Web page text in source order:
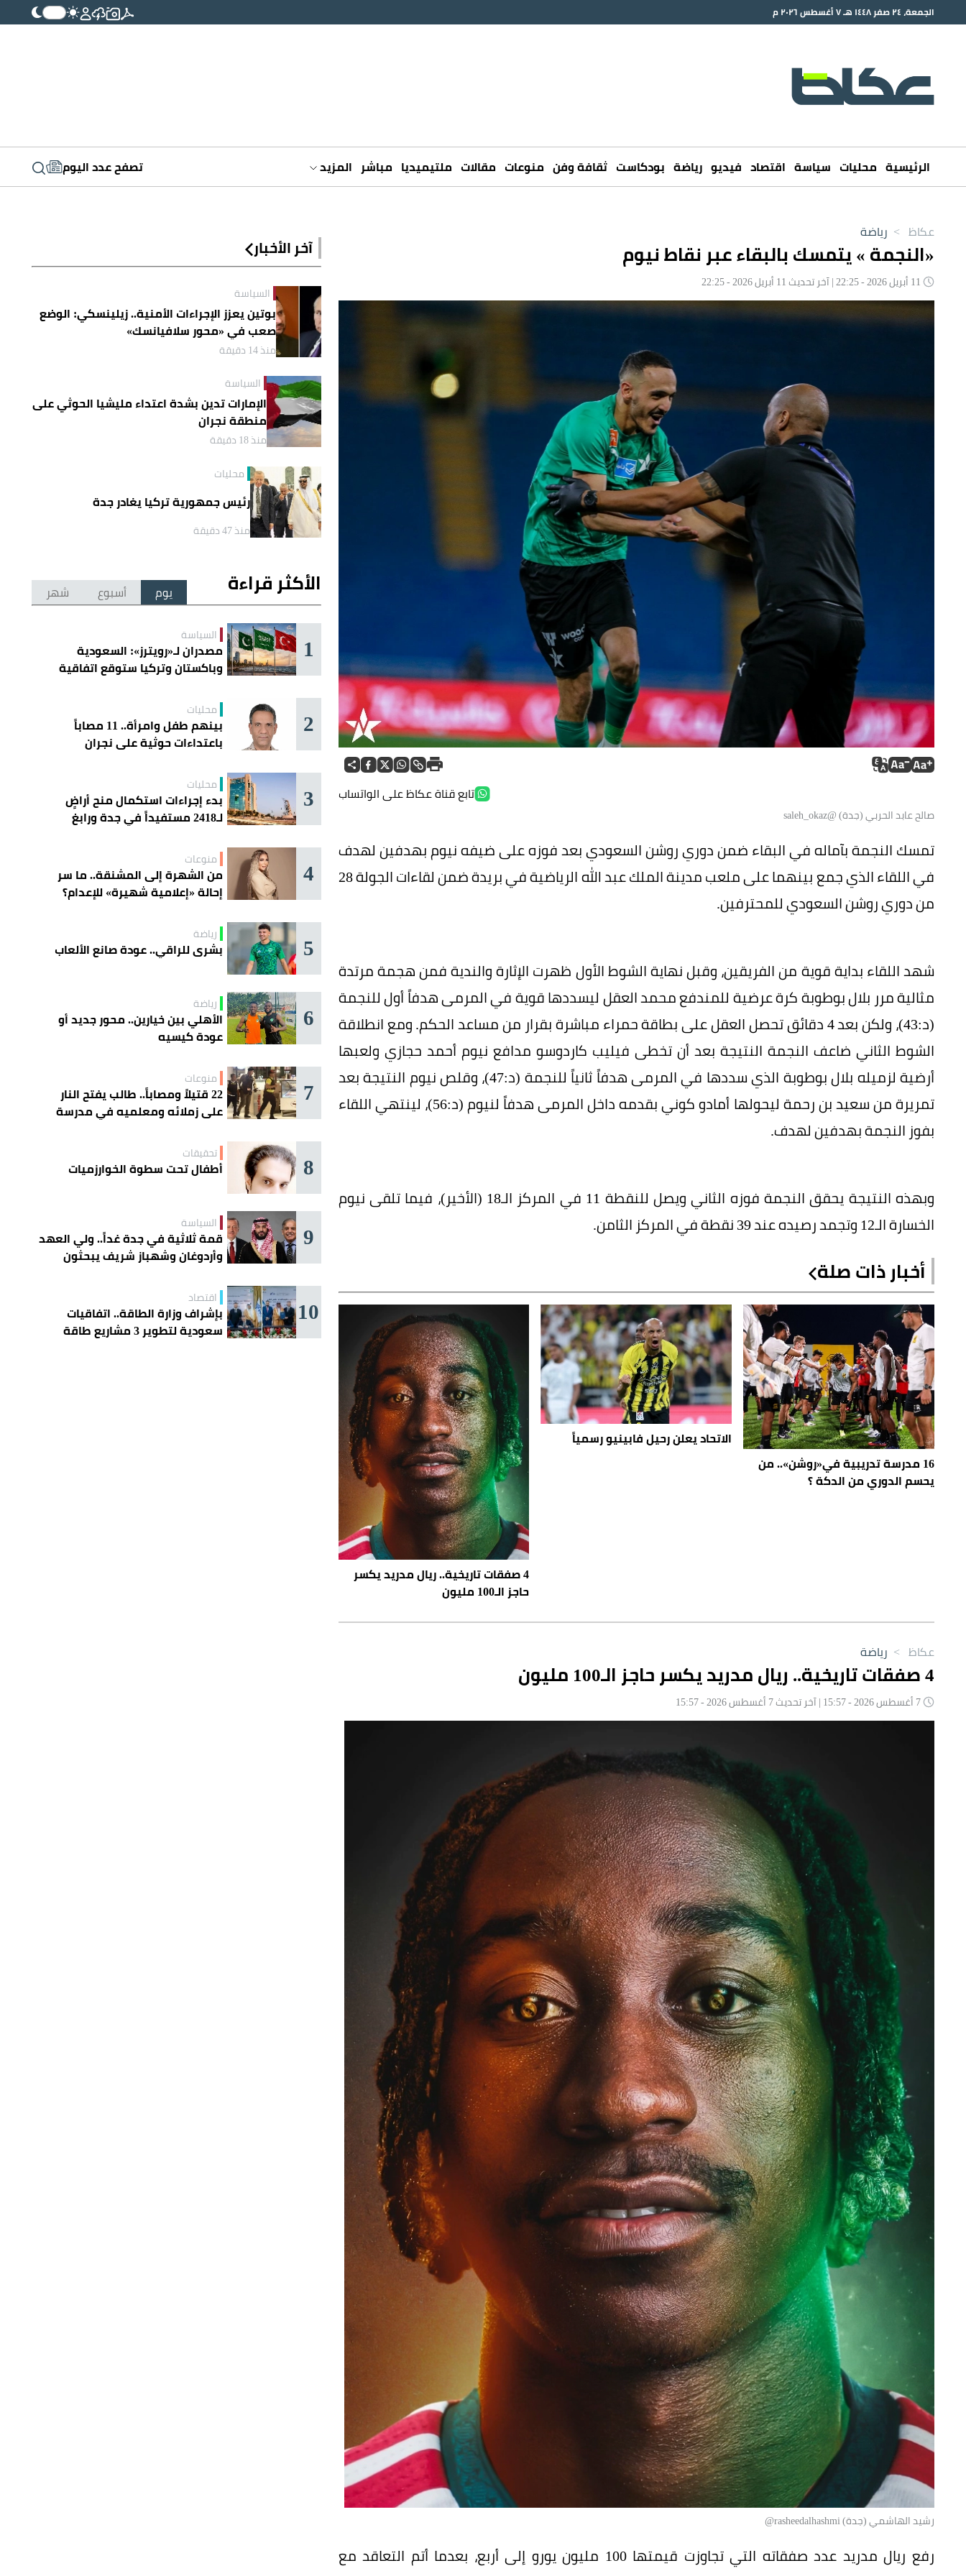
الجمعة، ٢٤ صفر ١٤٤٨ هـ ٧ أغسطس ٢٠٢٦ م
الرئيسية محليات سياسة اقتصاد فيديو رياضة بودكاست ثقافة وفن منوعات مقالات ملتيميديا مباشر المزيد تصفح عدد اليوم
عكاظ > رياضة
«النجمة » يتمسك بالبقاء عبر نقاط نيوم
تابع قناة عكاظ على الواتساب
صالح عابد الحربي (جدة) @saleh_okaz
تمسك النجمة بآماله في البقاء ضمن دوري روشن السعودي بعد فوزه على ضيفه نيوم بهدفين لهدف
في اللقاء الذي جمع بينهما على ملعب مدينة الملك عبد الله الرياضية في بريدة ضمن لقاءات الجولة 28
من دوري روشن السعودي للمحترفين.
شهد اللقاء بداية قوية من الفريقين، وقبل نهاية الشوط الأول ظهرت الإثارة والندية فمن هجمة مرتدة
مثالية مرر بلال بوطوبة كرة عرضية للمندفع محمد العقل ليسددها قوية في المرمى هدفاً أول للنجمة
(د:43)، ولكن بعد 4 دقائق تحصل العقل على بطاقة حمراء مباشرة بقرار من مساعد الحكم. ومع انطلاقة
الشوط الثاني ضاعف النجمة النتيجة بعد أن تخطى فيليب كاردوسو مدافع نيوم أحمد حجازي ولعبها
أرضية لزميله بلال بوطوبة الذي سددها في المرمى هدفاً ثانياً للنجمة (د:47)، وقلص نيوم النتيجة بعد
تمريرة من سعيد بن رحمة ليحولها أمادو كوني بقدمه داخل المرمى هدفاً لنيوم (د:56)، لينتهي اللقاء
بفوز النجمة بهدفين لهدف.
وبهذه النتيجة يحقق النجمة فوزه الثاني ويصل للنقطة 11 في المركز الـ18 (الأخير)، فيما تلقى نيوم
الخسارة الـ12 وتجمد رصيده عند 39 نقطة في المركز الثامن.
أخبار ذات صلة
16 مدرسة تدريبية في«روشن».. من
يحسم الدوري من الدكة ؟
الاتحاد يعلن رحيل فابينيو رسمياً
4 صفقات تاريخية.. ريال مدريد يكسر
حاجز الـ100 مليون
آخر الأخبار
السياسة
بوتين يعزز الإجراءات الأمنية.. زيلينسكي: الوضع
صعب في «محور سلافيانسك»
منذ 14 دقيقة
السياسة
الإمارات تدين بشدة اعتداء مليشيا الحوثي على
منطقة نجران
منذ 18 دقيقة
محليات
رئيس جمهورية تركيا يغادر جدة
منذ 47 دقيقة
الأكثر قراءة يوم أسبوع شهر
1 السياسة
مصدران لـ«رويترز»: السعودية
وباكستان وتركيا ستوقع اتفاقية
2 محليات
بينهم طفل وامرأة.. 11 مصاباً
باعتداءات حوثية على نجران
3 محليات
بدء إجراءات استكمال منح أراضٍ
لـ2418 مستفيداً في جدة ورابغ
4 منوعات
من الشهرة إلى المشنقة.. ما سر
إحالة «إعلامية شهيرة» للإعدام؟
5 رياضة
بشرى للراقي.. عودة صانع الألعاب
6 رياضة
الأهلي بين خيارين.. محور جديد أو
عودة كيسيه
7 منوعات
22 قتيلاً ومصاباً.. طالب يفتح النار
على زملائه ومعلميه في مدرسة
8 تحقيقات
أطفال تحت سطوة الخوارزميات
9 السياسة
قمة ثلاثية في جدة غداً.. ولي العهد
وأردوغان وشهباز شريف يبحثون
10 اقتصاد
بإشراف وزارة الطاقة.. اتفاقيات
سعودية لتطوير 3 مشاريع طاقة
عكاظ > رياضة
4 صفقات تاريخية.. ريال مدريد يكسر حاجز الـ100 مليون
رشيد الهاشمي (جدة) rasheedalhashmi@
رفع ريال مدريد عدد صفقاته التي تجاوزت قيمتها 100 مليون يورو إلى أربع، بعدما أتم التعاقد مع